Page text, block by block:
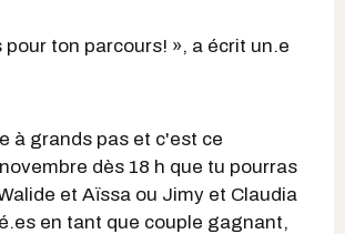
pour ton parcours! », a écrit un.e
à grands pas et c'est ce
dès 18 h que tu pourras
et Aïssa ou Jimy et Claudia
en tant que couple gagnant,